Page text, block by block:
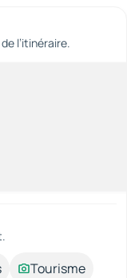
l’itinéraire.
Tourisme